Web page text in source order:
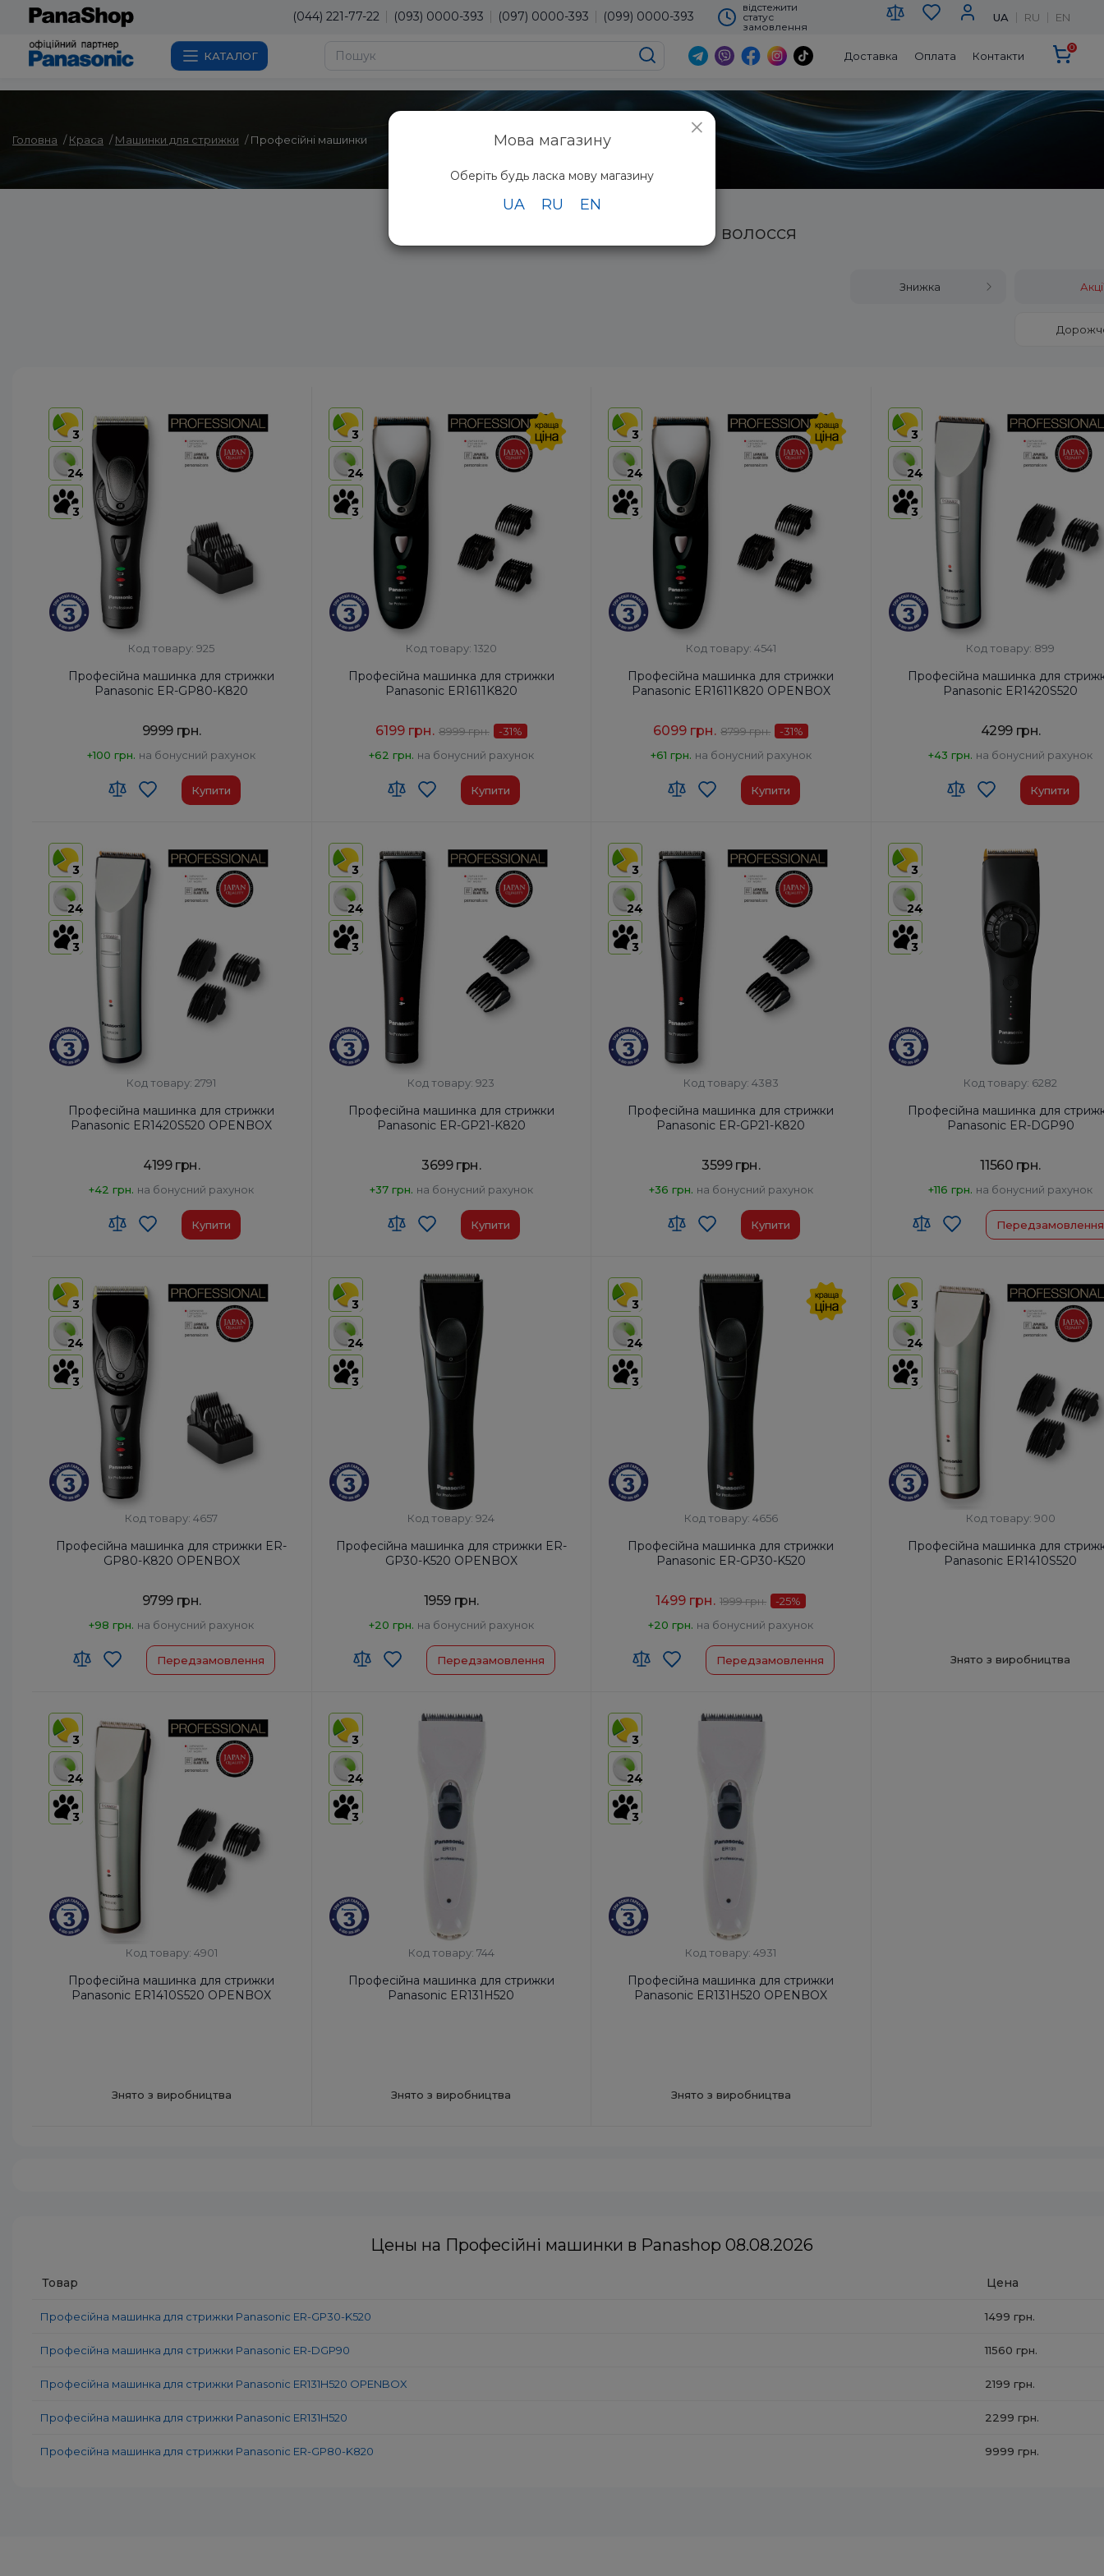
(044) 221-77-22 (093) 0000-393 (097) 0000-393 (099) 0000-393
відстежити
статус
замовлення
UA RU EN
КАТАЛОГ Доставка Оплата Контакти
0
Головна Краса Машинки для стрижки Професійні машинки
Професійні машинки для стрижки волосся
Знижка
×
Мова магазину
Оберіть будь ласка мову магазину
UA RU EN
3
24
3
Код товару: 925
Професійна машинка для стрижки
Panasonic ER-GP80-K820
9999 грн.
+100 грн. на бонусний рахунок
Купити
Країна-виробник товару:Японія
Час роботи від акумулятора, хв:50
Час зарядки, год:
1
Швидкість двигуна, об/хв:
3
24
3
Код товару: 1320
Професійна машинка для стрижки
Panasonic ER1611K820
6199 грн. 8999 грн. -31%
+62 грн. на бонусний рахунок
Купити
Країна-виробник товару:Японія
Час роботи від акумулятора, хв:50
Час зарядки, год:
Швидкість двигуна, об/хв:
3
24
3
Код товару: 4541
Професійна машинка для стрижки
Panasonic ER1611K820 OPENBOX
6099 грн. 8799 грн. -31%
+61 грн. на бонусний рахунок
Купити
Країна-виробник товару:Японія
Час роботи від акумулятора, хв:50
Час зарядки, год:
Швидкість двигуна, об/хв:
3
24
3
Код товару: 899
Професійна машинка для
Panasonic ER1420S520
4299 грн.
+43 грн. на бонусний рахунок
Купити
Країна-виробник товару:Китай
Час роботи від акумулятора, хв:
Час зарядки, год:
Швидкість двигуна, об/хв: 7000
3
24
3
Код товару: 2791
Професійна машинка для стрижки
Panasonic ER1420S520 OPENBOX
4199 грн.
+42 грн. на бонусний рахунок
Купити
Країна-виробник товару:Китай
Час роботи від акумулятора, хв:80
Час зарядки, год:
Швидкість двигуна, об/хв:
3
24
3
Код товару: 923
Професійна машинка для стрижки
Panasonic ER-GP21-K820
3699 грн.
+37 грн. на бонусний рахунок
Купити
Країна-виробник товару:Японія
Час роботи від акумулятора, хв:
Час зарядки, год: 8
Швидкість двигуна, об/хв:
6300
3
24
3
Код товару: 4383
Професійна машинка для стрижки
Panasonic ER-GP21-K820
3599 грн.
+36 грн. на бонусний рахунок
Купити
Країна-виробник товару:Японія
Час роботи від акумулятора, хв:
Час зарядки, год: 8
Швидкість двигуна, об/хв:
6300
3
24
3
Код товару: 6282
Професійна машинка для
Panasonic ER-DGP90
11560 грн.
+116 грн. на бонусний рахунок
Передзамовлення
Країна-виробник товару:
Час роботи від акумулятора, хв:
Час зарядки, год:
Швидкість двигуна, об/хв:
3
24
3
Код товару: 4657
Професійна машинка для стрижки ER-
GP80-K820 OPENBOX
9799 грн.
+98 грн. на бонусний рахунок
Передзамовлення
Країна-виробник товару:Японія
Час роботи від акумулятора, хв:50
Час зарядки, год:
1
Швидкість двигуна, об/хв:
3
24
3
Код товару: 924
Професійна машинка для стрижки ER-
GP30-K520 OPENBOX
1959 грн.
+20 грн. на бонусний рахунок
Передзамовлення
Країна-виробник товару:Китай
Час роботи від акумулятора, хв:
Час зарядки, год:
Швидкість двигуна, об/хв:
3
24
3
Код товару: 4656
Професійна машинка для стрижки
Panasonic ER-GP30-K520
1499 грн. 1999 грн. -25%
+20 грн. на бонусний рахунок
Передзамовлення
Країна-виробник товару:Китай
Час роботи від акумулятора, хв:
Час зарядки, год:
Швидкість двигуна, об/хв:
3
24
3
Код товару: 900
Професійна машинка для
Panasonic ER1410S520
Знято з виробництва
3
24
3
Код товару: 4901
Професійна машинка для стрижки
Panasonic ER1410S520 OPENBOX
Знято з виробництва
3
24
3
Код товару: 744
Професійна машинка для стрижки
Panasonic ER131H520
Знято з виробництва
3
24
3
Код товару: 4931
Професійна машинка для стрижки
Panasonic ER131H520 OPENBOX
Знято з виробництва
Цены на Професійні машинки в Panashop 08.08.2026
Товар Цена
Професійна машинка для стрижки Panasonic ER-GP30-K520 1499 грн.
Професійна машинка для стрижки Panasonic ER-DGP90 11560 грн.
Професійна машинка для стрижки Panasonic ER131H520 OPENBOX 2199 грн.
Професійна машинка для стрижки Panasonic ER131H520 2299 грн.
Професійна машинка для стрижки Panasonic ER-GP80-K820 9999 грн.